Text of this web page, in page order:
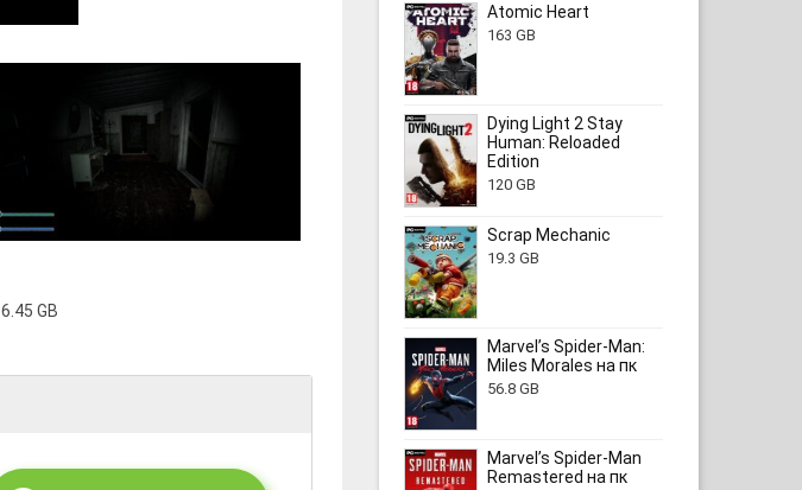
6.45 GB
Atomic Heart
163 GB
Dying Light 2 Stay
Human: Reloaded
Edition
120 GB
Scrap Mechanic
19.3 GB
Marvel’s Spider-Man:
Miles Morales на пк
56.8 GB
Marvel’s Spider-Man
Remastered на пк